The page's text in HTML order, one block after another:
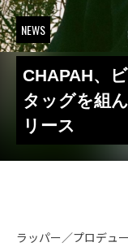
NEWS
CHAPAH、
タッグを組
リース
ラッパー／プロデュ